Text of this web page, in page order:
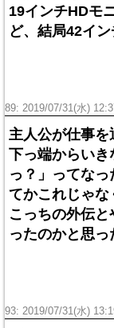
19インチHDモ
ど、結局42イン
89: 2019/07/31(水)
主人公が仕事を
下っ端からいき
っ？」ってなっ
てかこれじゃ
こっちの外伝
ったのかと思っ
93: 2019/07/31(水)